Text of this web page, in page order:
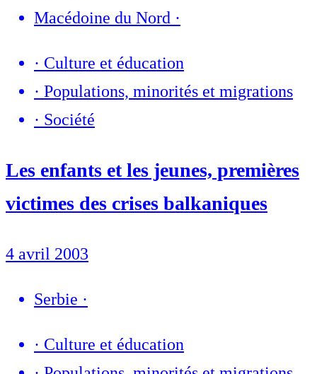
Macédoine du Nord ·
· Culture et éducation
· Populations, minorités et migrations
· Société
Les enfants et les jeunes, premières
victimes des crises balkaniques
4 avril 2003
Serbie ·
· Culture et éducation